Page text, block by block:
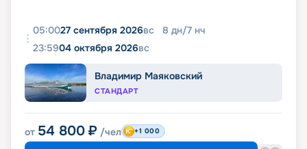
05:0027 сентября 2026вс 8 дн/7 нч
23:5904 октября 2026вс
Владимир Маяковский
СТАНДАРТ
от 54 800 ₽ /чел +1 000